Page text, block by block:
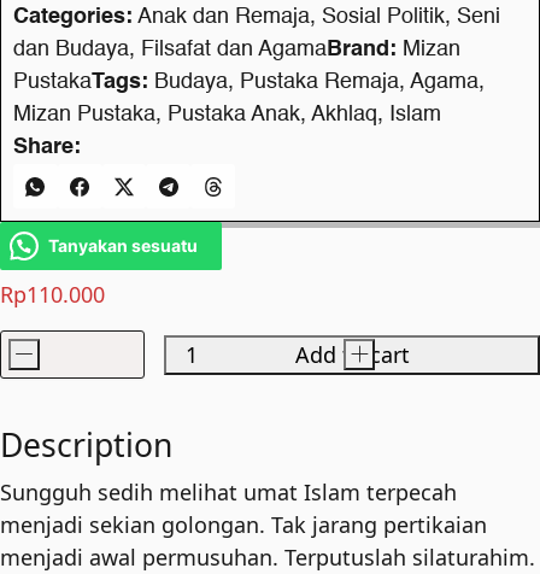
Rp110.000
Dahulukan
di
Atas
Fiqih
quantity
- +
Add to cart
Categories: Anak dan Remaja, Sosial Politik, Seni
dan Budaya, Filsafat dan Agama Brand: Mizan
Pustaka Tags: Budaya, Pustaka Remaja, Agama,
Mizan Pustaka, Pustaka Anak, Akhlaq,
Islam
Share:
Tanyakan sesuatu
Description
Sungguh sedih melihat umat Islam terpecah
menjadi sekian golongan. Tak jarang pertikaian
menjadi awal permusuhan. Terputuslah silaturahim.